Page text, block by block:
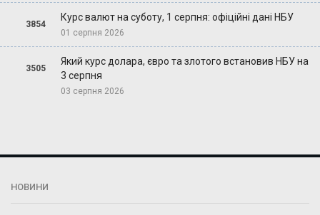
3854
Курс валют на суботу, 1 серпня: офіційні дані НБУ
01 серпня 2026
3505
Який курс долара, євро та злотого встановив НБУ на
3 серпня
03 серпня 2026
НОВИНИ